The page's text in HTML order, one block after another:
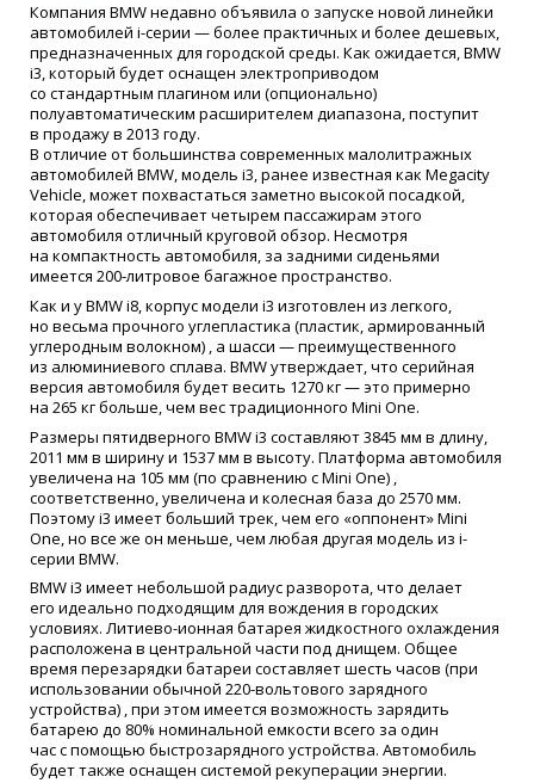
Компания BMW недавно объявила о запуске новой линейки
автомобилей i-серии — более практичных и более дешевых,
предназначенных для городской среды. Как ожидается, BMW
i3, который будет оснащен электроприводом
со стандартным плагином или (опционально)
полуавтоматическим расширителем диапазона, поступит
в продажу в 2013 году.
В отличие от большинства современных малолитражных
автомобилей BMW, модель i3, ранее известная как Megacity
Vehicle, может похвастаться заметно высокой посадкой,
которая обеспечивает четырем пассажирам этого
автомобиля отличный круговой обзор. Несмотря
на компактность автомобиля, за задними сиденьями
имеется 200-литровое багажное пространство.
Как и у BMW i8, корпус модели i3 изготовлен из легкого,
но весьма прочного углепластика (пластик, армированный
углеродным волокном) , а шасси — преимущественного
из алюминиевого сплава. BMW утверждает, что серийная
версия автомобиля будет весить 1270 кг — это примерно
на 265 кг больше, чем вес традиционного Mini One.
Размеры пятидверного BMW i3 составляют 3845 мм в длину,
2011 мм в ширину и 1537 мм в высоту. Платформа автомобиля
увеличена на 105 мм (по сравнению с Mini One) ,
соответственно, увеличена и колесная база до 2570 мм.
Поэтому i3 имеет больший трек, чем его «оппонент» Mini
One, но все же он меньше, чем любая другая модель из i-
серии BMW.
BMW i3 имеет небольшой радиус разворота, что делает
его идеально подходящим для вождения в городских
условиях. Литиево-ионная батарея жидкостного охлаждения
расположена в центральной части под днищем. Общее
время перезарядки батареи составляет шесть часов (при
использовании обычной 220-вольтового зарядного
устройства) , при этом имеется возможность зарядить
батарею до 80% номинальной емкости всего за один
час с помощью быстрозарядного устройства. Автомобиль
будет также оснащен системой рекуперации энергии.